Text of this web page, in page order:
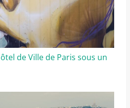
de Ville de Paris sous un